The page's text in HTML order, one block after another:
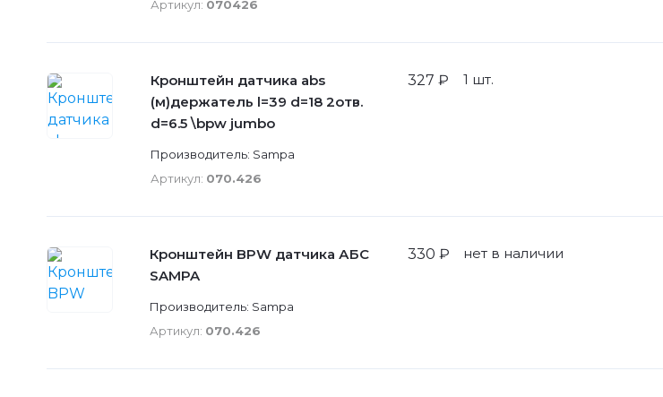
Артикул: 070426
Кронштейн датчика abs
(м)держатель l=39 d=18 2отв.
d=6.5 \bpw jumbo
Производитель: Sampa
Артикул: 070.426
327 ₽ 1 шт.
Кронштейн BPW датчика АБС
SAMPA
Производитель: Sampa
Артикул: 070.426
330 ₽ нет в наличии